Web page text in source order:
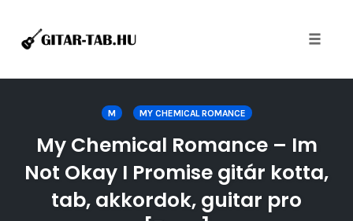
M MY CHEMICAL ROMANCE
My Chemical Romance – Im
Not Okay I Promise gitár kotta,
tab, akkordok, guitar pro